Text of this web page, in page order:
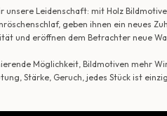
unsere Leidenschaft: mit Holz
geben ihnen ein neues
und eröffnen dem Betrachter neue
Möglichkeit, Bildmotiven mehr
Stärke, Geruch, jedes Stück ist